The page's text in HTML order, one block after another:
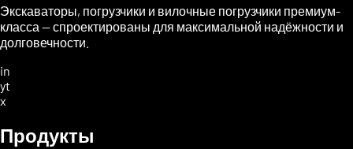
Экскаваторы, погрузчики и вилочные погрузчики премиум-
класса — спроектированы для максимальной надёжности и
долговечности.
in
yt
x
Продукты